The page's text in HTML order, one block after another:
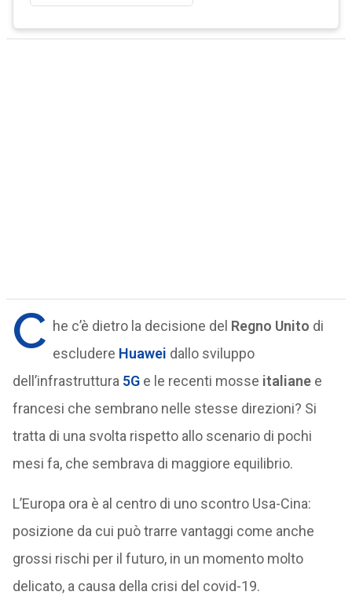
C he c’è dietro la decisione del Regno Unito di
escludere Huawei dallo sviluppo
dell’infrastruttura 5Ge le recenti mosse italianee
francesi che sembrano nelle stesse direzioni? Si
tratta di una svolta rispetto allo scenario di pochi
mesi fa, che sembrava di maggiore equilibrio.
L’Europa ora è al centro di uno scontro Usa-Cina:
posizione da cui può trarre vantaggi come anche
grossi rischi per il futuro, in un momento molto
delicato, a causa della crisi del covid-19.